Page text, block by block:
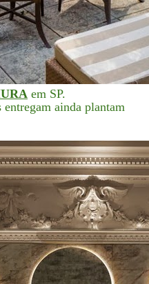
em SP.
entregam ainda plantam